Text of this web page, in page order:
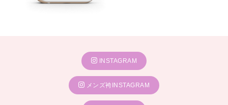
INSTAGRAM
メンズ袴INSTAGRAM